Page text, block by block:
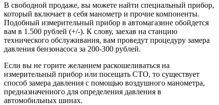
В свободной продаже, вы можете найти специальный прибор,
который включает в себя манометр и прочие компоненты.
Подобный измерительный прибор в автомагазине обойдется
вам в 1.500 рублей (+/-). К слову, заехав на станцию
технического обслуживания, вам проведут процедуру замера
давления бензонасоса за 200-300 рублей.
Если вы не горите желанием раскошеливаться на
измерительный прибор или посещать СТО, то существует
способ замера давления с помощью воздушного манометра,
предназначенного для определения давления в
автомобильных шинах.